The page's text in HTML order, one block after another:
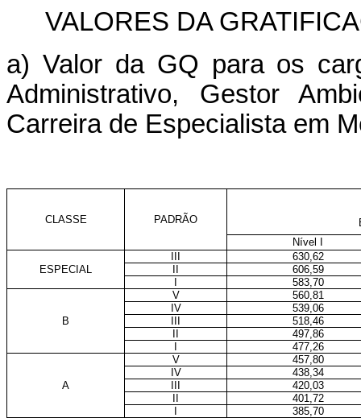
VALORES DA
a) Valor da GQ para os
Administrativo, Gestor
Carreira de Especialista em
CLASSE PADRÃO
Nível I
ESPECIAL
630,62
606,59
583,70
B
V
560,81
IV
539,06
518,46
497,86
477,26
A
V
457,80
IV
438,34
420,03
401,72
385,70